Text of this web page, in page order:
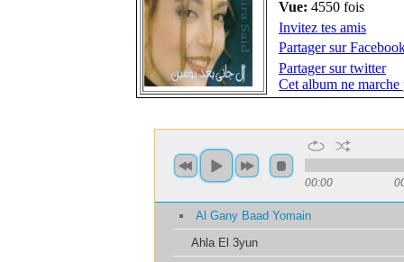
Vue: 4550 fois
Invitez tes amis
Partager sur
Partager sur twitter
Cet album ne marche